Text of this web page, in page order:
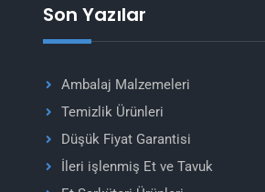
Son Yazılar
Ambalaj Malzemeleri
Temizlik Ürünleri
Düşük Fiyat Garantisi
İleri işlenmiş Et ve Tavuk